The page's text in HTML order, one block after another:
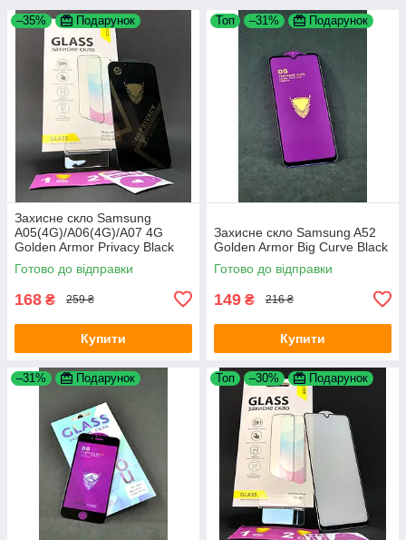
–35% Подарунок
Захисне скло Samsung
A05(4G)/A06(4G)/A07 4G
Golden Armor Privacy Black
4you
Готово до відправки
168 ₴ 259 ₴
Купити
Топ –31% Подарунок
Захисне скло Samsung A52
Golden Armor Big Curve Black
Готово до відправки
149 ₴ 216 ₴
Купити
–31% Подарунок Топ –30% Подарунок